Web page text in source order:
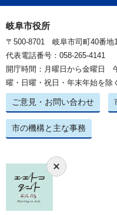
岐阜市役所
〒500-8701 岐阜市司町40番
代表電話番号：058-265-4141
開庁時間：月曜日から金曜日
曜・日曜・祝日・年末年始を除
ご意見・お問い合わせ
市の機構と主な事務